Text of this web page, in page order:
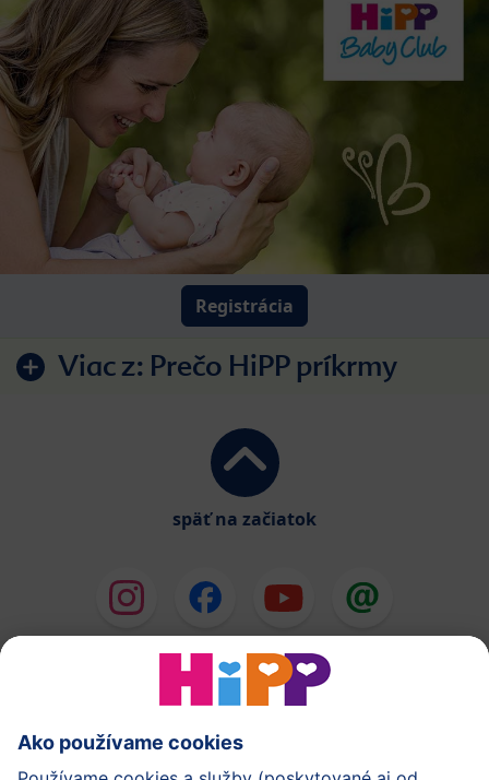
Registrácia
Viac z: Prečo HiPP príkrmy
späť na začiatok
HiPP Mlieka
HiPP Príkrmy
HiPP Tehotenstvo